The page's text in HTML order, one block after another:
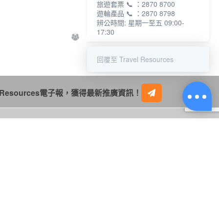
電子報，獲得最新推廣資訊！
旅遊套票 📞 ：2870 8700
遊輪產品 📞 ：2870 8798
辨公時間: 星期一至五 09:00-
17:30
回覆至 Travel Resources